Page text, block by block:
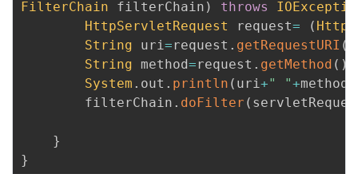
FilterChain filterChain ) throws
HttpServletRequest
request= (
String uri=request . getRequestURI (
String method=request . getMethod ( )
System . out . println ( uri+" "+method
        filterChain
. doFilter (
}
}